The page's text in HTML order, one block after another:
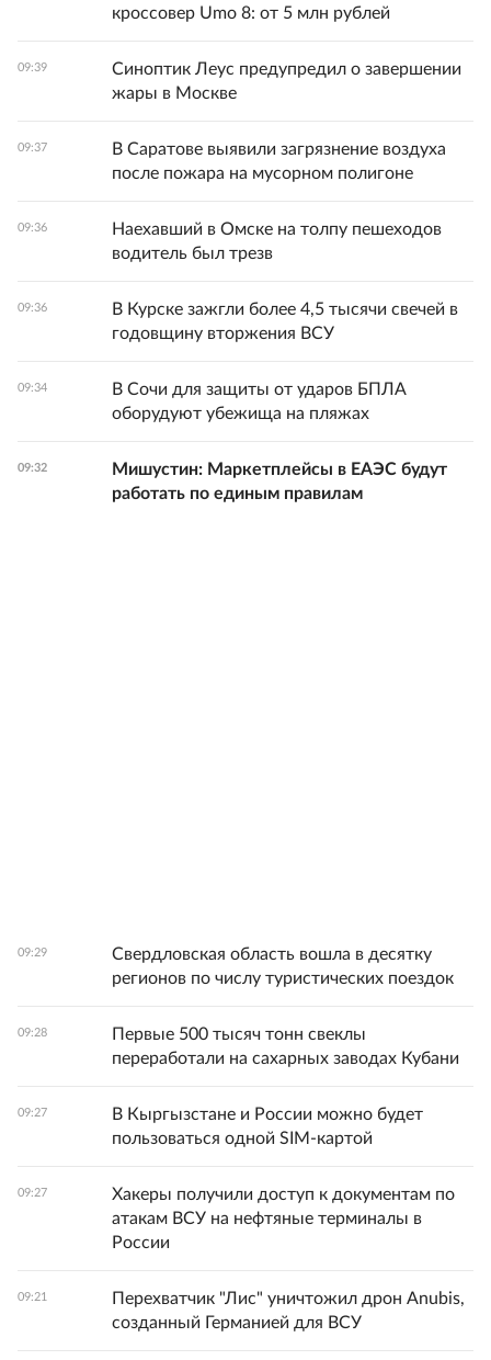
кроссовер Umo 8: от 5 млн рублей
09:39
Синоптик Леус предупредил о завершении
жары в Москве
09:37
В Саратове выявили загрязнение воздуха
после пожара на мусорном полигоне
09:36
Наехавший в Омске на толпу пешеходов
водитель был трезв
09:36
В Курске зажгли более 4,5 тысячи свечей в
годовщину вторжения ВСУ
09:34
В Сочи для защиты от ударов БПЛА
оборудуют убежища на пляжах
09:32
Мишустин: Маркетплейсы в ЕАЭС будут
работать по единым правилам
09:29
Свердловская область вошла в десятку
регионов по числу туристических поездок
09:28
Первые 500 тысяч тонн свеклы
переработали на сахарных заводах Кубани
09:27
В Кыргызстане и России можно будет
пользоваться одной SIM-картой
09:27
Хакеры получили доступ к документам по
атакам ВСУ на нефтяные терминалы в
России
09:21
Перехватчик "Лис" уничтожил дрон Anubis,
созданный Германией для ВСУ